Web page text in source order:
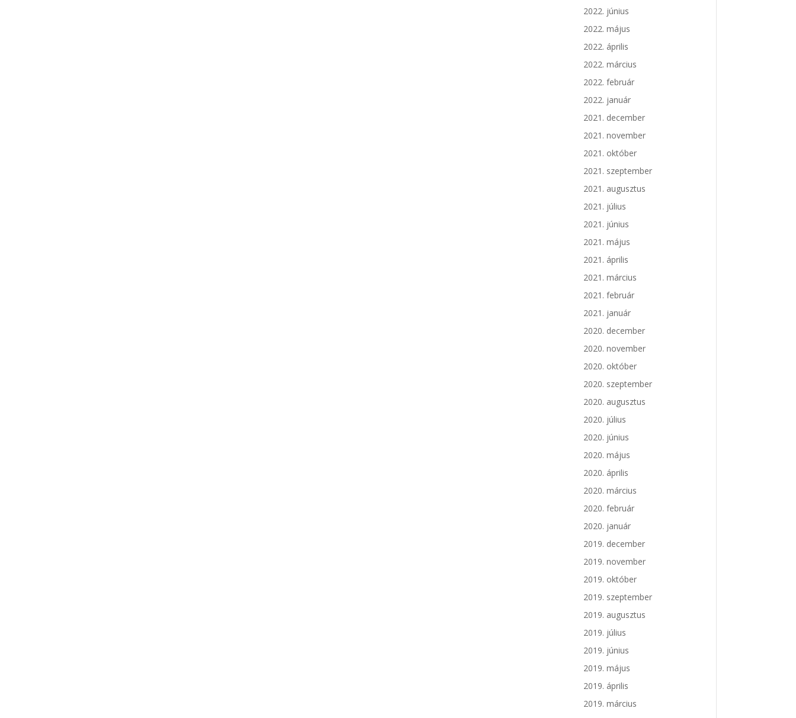
2022. június
2022. május
2022. április
2022. március
2022. február
2022. január
2021. december
2021. november
2021. október
2021. szeptember
2021. augusztus
2021. július
2021. június
2021. május
2021. április
2021. március
2021. február
2021. január
2020. december
2020. november
2020. október
2020. szeptember
2020. augusztus
2020. július
2020. június
2020. május
2020. április
2020. március
2020. február
2020. január
2019. december
2019. november
2019. október
2019. szeptember
2019. augusztus
2019. július
2019. június
2019. május
2019. április
2019. március